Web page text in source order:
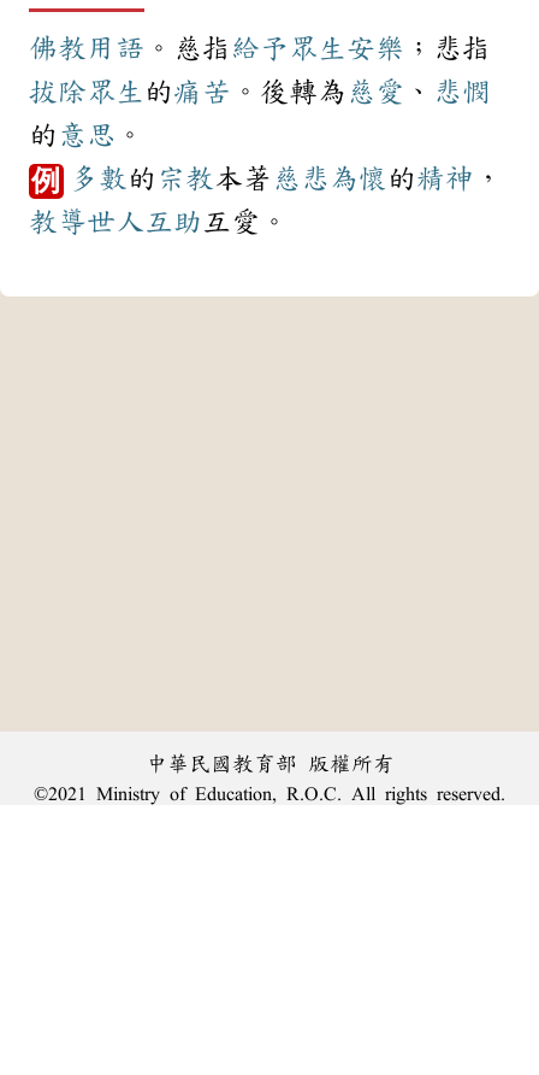
佛教 用語 。慈指 給予 眾生 安樂 ；悲指
拔除眾生 的痛苦 。後轉為 慈愛 、 悲憫
的 意思 。
例 多數 的 宗教本著 慈悲為懷 的精神 ，
教導世人 互助 互愛。
中華民國教育部 版權所有
©2021 Ministry of Education, R.O.C. All rights reserved.